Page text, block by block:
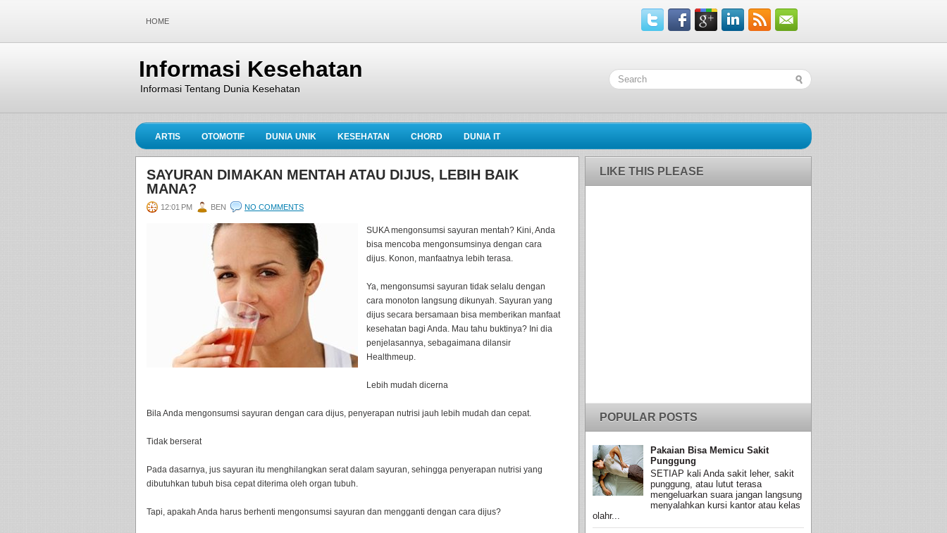
HOME
Informasi Kesehatan
Informasi Tentang Dunia Kesehatan
ARTIS OTOMOTIF DUNIA UNIK KESEHATAN CHORD DUNIA IT
SAYURAN DIMAKAN MENTAH ATAU DIJUS, LEBIH BAIK
MANA?
12:01 PM BEN NO COMMENTS
SUKA mengonsumsi sayuran mentah? Kini, Anda
bisa mencoba mengonsumsinya dengan cara
dijus. Konon, manfaatnya lebih terasa.
Ya, mengonsumsi sayuran tidak selalu dengan
cara monoton langsung dikunyah. Sayuran yang
dijus secara bersamaan bisa memberikan manfaat
kesehatan bagi Anda. Mau tahu buktinya? Ini dia
penjelasannya, sebagaimana dilansir
Healthmeup.
Lebih mudah dicerna
Bila Anda mengonsumsi sayuran dengan cara dijus, penyerapan nutrisi jauh lebih mudah dan cepat.
Tidak berserat
Pada dasarnya, jus sayuran itu menghilangkan serat dalam sayuran, sehingga penyerapan nutrisi yang
dibutuhkan tubuh bisa cepat diterima oleh organ tubuh.
Tapi, apakah Anda harus berhenti mengonsumsi sayuran dan mengganti dengan cara dijus?
LIKE THIS PLEASE
POPULAR POSTS
Pakaian Bisa Memicu Sakit
Punggung
SETIAP kali Anda sakit leher, sakit
punggung, atau lutut terasa
mengeluarkan suara jangan langsung
menyalahkan kursi kantor atau kelas
olahr...